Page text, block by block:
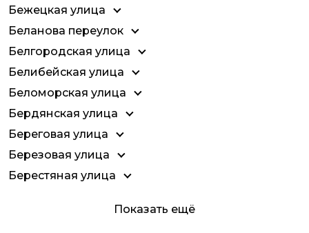
Бежецкая улица
Беланова переулок
Белгородская улица
Белибейская улица
Беломорская улица
Бердянская улица
Береговая улица
Березовая улица
Берестяная улица
Показать ещё